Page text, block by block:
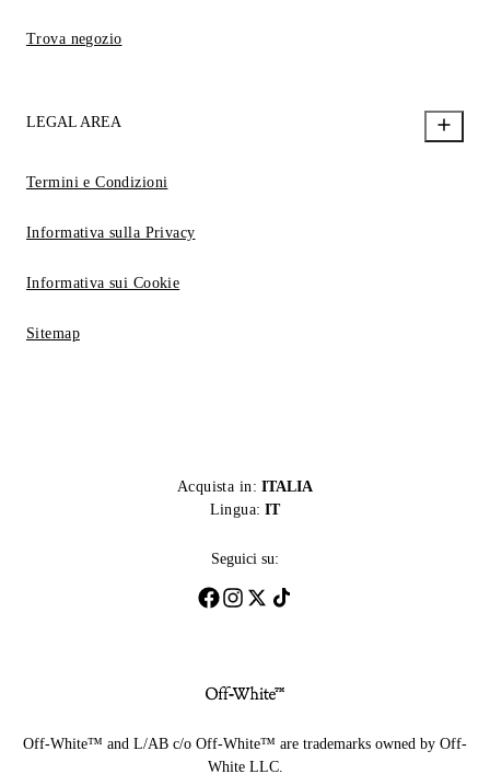
Trova negozio
LEGAL AREA
Termini e Condizioni
Informativa sulla Privacy
Informativa sui Cookie
Sitemap
Acquista in: ITALIA
Lingua: IT
Seguici su:
Off-White™ and L/AB c/o Off-White™ are trademarks owned by Off-
White LLC.